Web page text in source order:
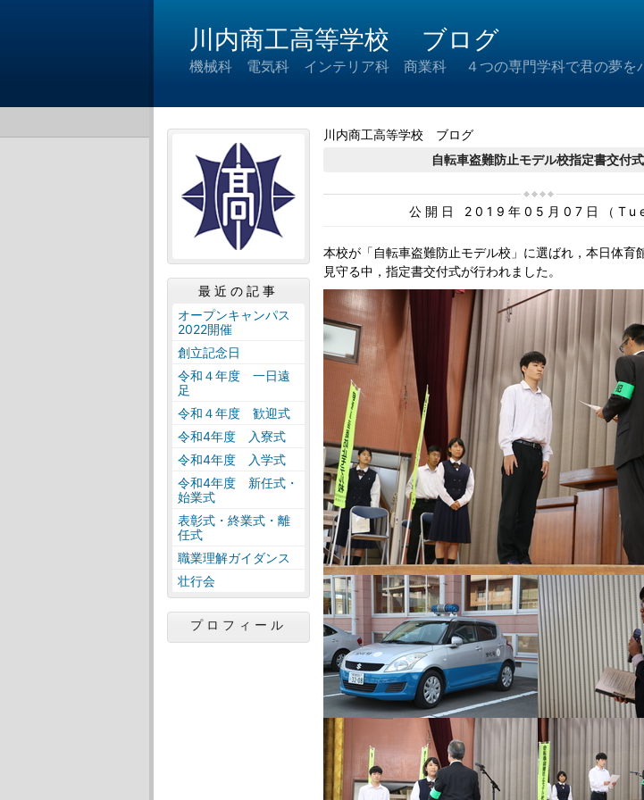
川内商工高等学校 ブログ
機械科 電気科 インテリア科 商業科 ４つの専門学科で君の夢を
川内商工高等学校 ブログ
自転車盗難防止モデル校指定書交付式
公開日 2019年05月07日（
本校が「自転車盗難防止モデル校」に選ばれ，本日体育
見守る中，指定書交付式が行われました。
最近の記事
オープンキャンパス
2022開催
創立記念日
令和４年度 一日遠
足
令和４年度 歓迎式
令和4年度 入寮式
令和4年度 入学式
令和4年度 新任式・
始業式
表彰式・終業式・離
任式
職業理解ガイダンス
壮行会
プロフィール